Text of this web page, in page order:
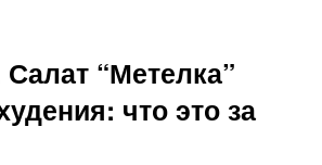
“Метелка”
что это за